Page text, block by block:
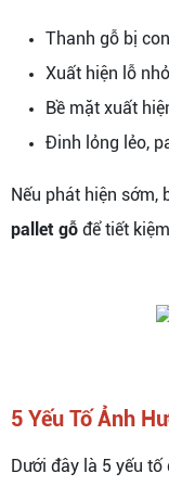
Thanh gỗ bị
Xuất hiện lỗ
Bề mặt xuất
Đinh lỏng lẻo,
Nếu phát hiện sớm,
pallet gỗ để tiết
5 Yếu Tố Ảnh
Dưới đây là 5 yếu